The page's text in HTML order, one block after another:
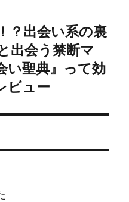
？出会い系の裏
出会う禁断マ
聖典』って効
ビュー